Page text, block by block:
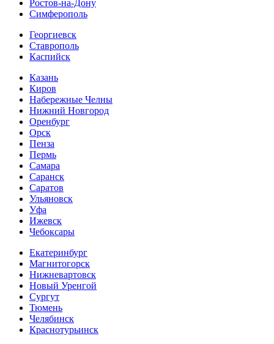
Ростов-на-Дону
Симферополь
Георгиевск
Ставрополь
Каспийск
Казань
Киров
Набережные Челны
Нижний Новгород
Оренбург
Орск
Пенза
Пермь
Самара
Саранск
Саратов
Ульяновск
Уфа
Ижевск
Чебоксары
Екатеринбург
Магнитогорск
Нижневартовск
Новый Уренгой
Сургут
Тюмень
Челябинск
Краснотурьинск